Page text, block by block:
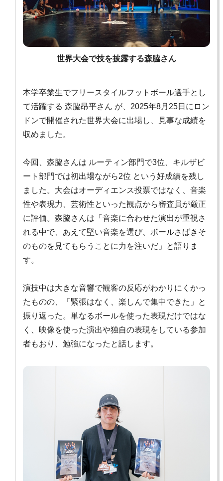
世界大会で技を披露する森脇さん
本学卒業生でフリースタイルフットボール選手とし
て活躍する 森脇昂平さん が、2025年8月25日にロン
ドンで開催された世界大会に出場し、見事な成績を
収めました。
今回、森脇さんは ルーティン部門で3位、キルザビ
ート部門では初出場ながら2位 という好成績を残し
ました。大会はオーディエンス投票ではなく、音楽
性や表現力、芸術性といった観点から審査員が厳正
に評価。森脇さんは「音楽に合わせた演出が重視さ
れる中で、あえて堅い音楽を選び、ボールさばきそ
のものを見てもらうことに力を注いだ」と語りま
す。
演技中は大きな音響で観客の反応がわかりにくかっ
たものの、「緊張はなく、楽しんで集中できた」と
振り返った。単なるボールを使った表現だけではな
く、映像を使った演出や独自の表現をしている参加
者もおり、勉強になったと話します。